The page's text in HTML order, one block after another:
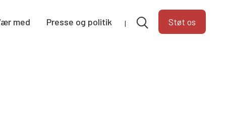
med Presse og politik Støt os